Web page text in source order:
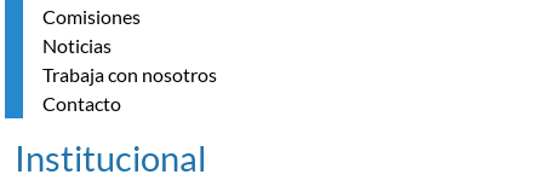
Comisiones
Noticias
Trabaja con nosotros
Contacto
Institucional